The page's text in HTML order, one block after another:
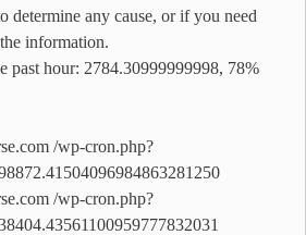
determine any cause, or if you need
information.
past hour: 2784.30999999998, 78%
/wp-cron.php?
/wp-cron.php?